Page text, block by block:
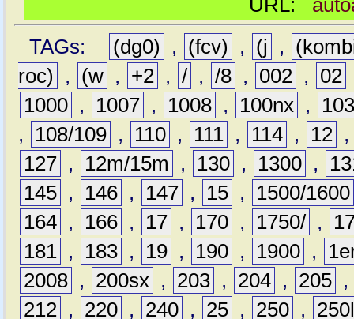
URL:
TAGs:
(dg0) , (fcv) , (j ,
roc)
, (w , +2 , / , /8 , 002 , 02
1000 , 1007 , 1008 , 100nx ,
,
108/109 , 110 , 111 , 114 , 12
127 , 12m/15m , 130 , 1300 ,
145 , 146 , 147 , 15 ,
1500/1600
164 , 166 , 17 , 170 , 1750/ ,
181 , 183 , 19 , 190 , 1900 ,
2008 , 200sx , 203 , 204 , 205 ,
212 , 220 , 240 , 25 , 250 ,